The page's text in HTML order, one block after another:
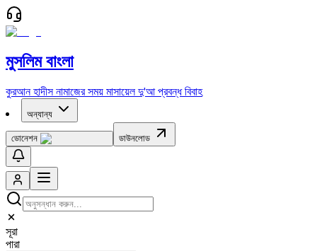
মুসলিম বাংলা
কুরআন হাদীস নামাজের সময় মাসায়েল দু'আ প্রবন্ধ বিবাহ
অন্যান্য
ডোনেশন ডাউনলোড
সূরা
পারা